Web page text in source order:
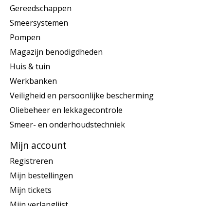
Gereedschappen
Smeersystemen
Pompen
Magazijn benodigdheden
Huis & tuin
Werkbanken
Veiligheid en persoonlijke bescherming
Oliebeheer en lekkagecontrole
Smeer- en onderhoudstechniek
Mijn account
Registreren
Mijn bestellingen
Mijn tickets